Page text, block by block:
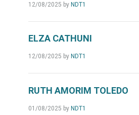
12/08/2025 by NDT1
ELZA CATHUNI
12/08/2025 by NDT1
RUTH AMORIM TOLEDO
01/08/2025 by NDT1